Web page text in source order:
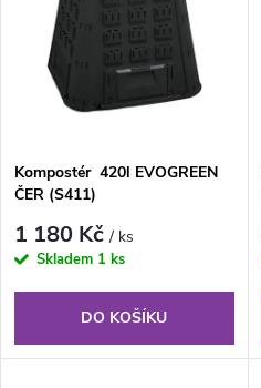
p
r
o
d
Abecedně
s
p
r
Kompostér 420l EVOGREEN
ČER (S411)
1 180 Kč/ ks
Skladem 1 ks
DO KOŠÍKU